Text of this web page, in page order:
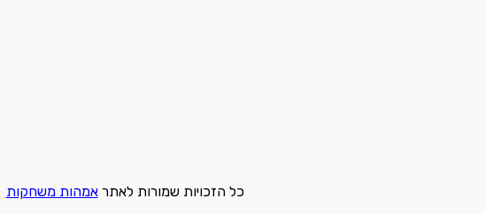
כל הזכויות שמורות לאתראמהות משחקות